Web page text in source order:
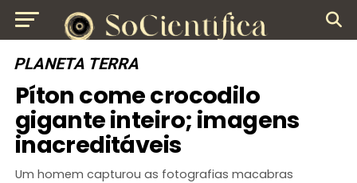
PLANETA TERRA
Píton come crocodilo
gigante inteiro; imagens
inacreditáveis
Um homem capturou as fotografias macabras